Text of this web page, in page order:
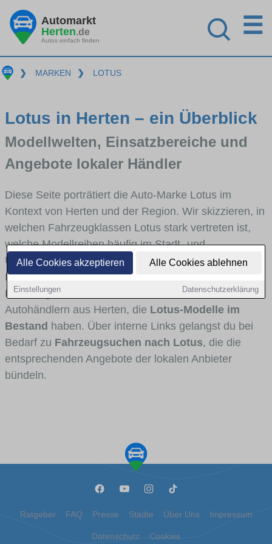
Alle Cookies akzeptieren Alle Cookies ablehnen
Einstellungen Datenschutzerklärung
Automarkt
Herten.de
Autos einfach finden
☰
❯ MARKEN ❯ LOTUS
Lotus in Herten – ein Überblick
Modellwelten, Einsatzbereiche und
Angebote lokaler Händler
Diese Seite porträtiert die Auto-Marke Lotus im
Kontext von Herten und der Region. Wir skizzieren, in
welchen Fahrzeugklassen Lotus stark vertreten ist,
welche Modellreihen häufig im Stadt- und
Umlandverkehr zu sehen sind und für welche
Fahrertypen die Marke interessant ist. Viele
Fahrzeuge stammen von Autohäusern und
Autohändlern aus Herten, die Lotus-Modelle im
Bestand haben. Über interne Links gelangst du bei
Bedarf zu Fahrzeugsuchen nach Lotus, die die
entsprechenden Angebote der lokalen Anbieter
bündeln.
Ratgeber FAQ Presse Städte Über Uns Impressum
Datenschutz Cookies